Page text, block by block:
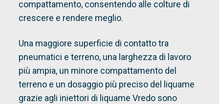
compattamento, consentendo alle colture di
crescere e rendere meglio.
Una maggiore superficie di contatto tra
pneumatici e terreno, una larghezza di lavoro
più ampia, un minore compattamento del
terreno e un dosaggio più preciso del liquame
grazie agli iniettori di liquame Vredo sono